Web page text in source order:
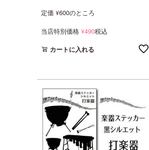
定価 ¥600のところ
当店特別価格 ¥490税込
カートに入れる